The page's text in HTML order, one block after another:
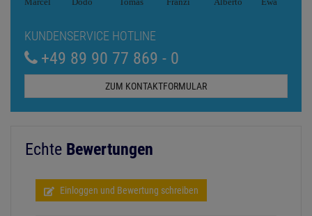
KUNDENSERVICE HOTLINE
+49 89 90 77 869 - 0
ZUM KONTAKTFORMULAR
Echte Bewertungen
Einloggen und Bewertung schreiben